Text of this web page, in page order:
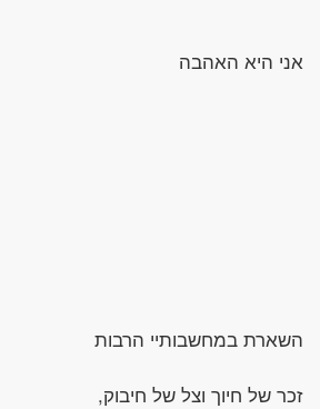
אני היא האהבה
השארת במחשבותיי הרבות
זכר של חיוך וצל של חיבוק,